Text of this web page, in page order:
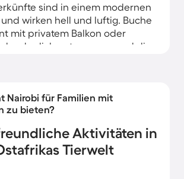
sind in einem modernen
wirken hell und luftig. Buche
mit privatem Balkon oder
der du dich entspannen und die
im Zentrum erkundest
der Märkte ein in das
Kenias ein und
Aromenwelt. In lokalen
du die traditionelle
Nairobi für Familien mit
zu bieten?
Aktivitäten in
Tierwelt